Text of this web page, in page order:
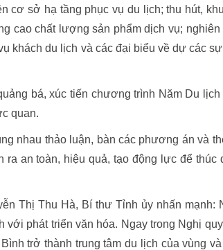
cơ sở hạ tầng phục vụ du lịch; thu hút,
cao chất lượng sản phẩm dịch vụ;
khách du lịch và các đại biểu về dự các
bá, xúc tiến chương trình Năm Du
quan.
nhau thảo luận, bàn các phương án và
ra an toàn, hiệu quả, tạo động lực để
Thị Thu Hà, Bí thư Tỉnh ủy nhấn mạnh:
với phát triển văn hóa. Ngay trong Nghị
trở thành trung tâm du lịch của vùng